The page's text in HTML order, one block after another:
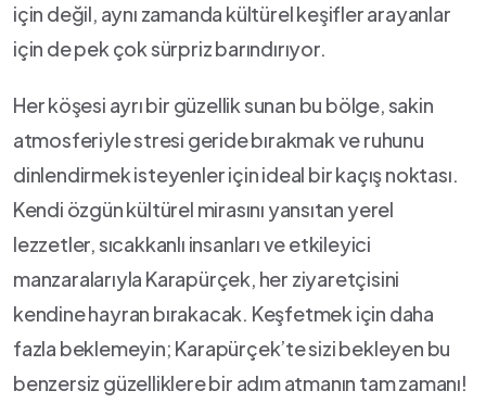
için değil, aynı zamanda​ kültürel keşifler arayanlar
için de pek ​çok sürpriz barındırıyor.
Her⁢ köşesi ayrı ⁤bir güzellik sunan bu bölge, sakin
⁤atmosferiyle stresi geride bırakmak ve ruhunu
dinlendirmek isteyenler için ideal bir kaçış noktası.
⁣Kendi özgün kültürel mirasını yansıtan yerel
lezzetler, sıcakkanlı ‌insanları ve etkileyici
manzaralarıyla Karapürçek, her ziyaretçisini ​
kendine hayran bırakacak. Keşfetmek için daha
fazla beklemeyin; Karapürçek’te ⁤sizi bekleyen bu
benzersiz güzelliklere bir adım atmanın tam zamanı!